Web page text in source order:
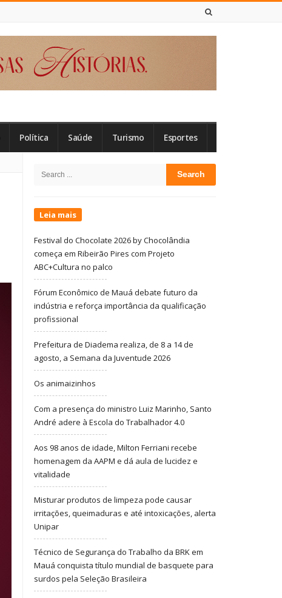
Política Saúde Turismo Esportes
Sidebar
Search
Leia mais
Festival do Chocolate 2026 by Chocolândia
começa em Ribeirão Pires com Projeto
ABC+Cultura no palco
Fórum Econômico de Mauá debate futuro da
indústria e reforça importância da qualificação
profissional
Prefeitura de Diadema realiza, de 8 a 14 de
agosto, a Semana da Juventude 2026
Os animaizinhos
Com a presença do ministro Luiz Marinho, Santo
André adere à Escola do Trabalhador 4.0
Aos 98 anos de idade, Milton Ferriani recebe
homenagem da AAPM e dá aula de lucidez e
vitalidade
Misturar produtos de limpeza pode causar
irritações, queimaduras e até intoxicações, alerta
Unipar
Técnico de Segurança do Trabalho da BRK em
Mauá conquista título mundial de basquete para
surdos pela Seleção Brasileira